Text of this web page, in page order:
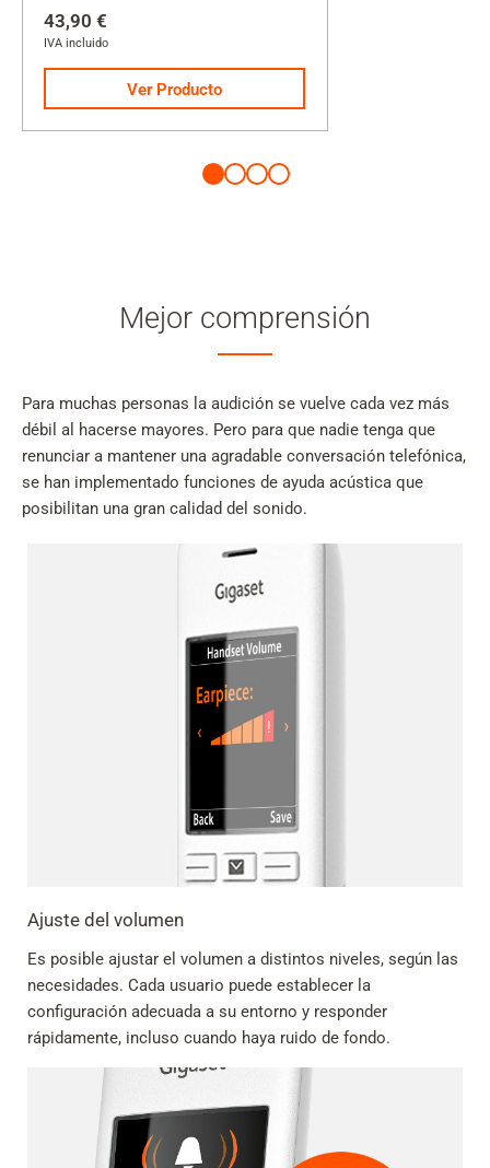
43,90 €
IVA incluido
Ver Producto
Mejor comprensión
Para muchas personas la audición se vuelve cada vez más
débil al hacerse mayores. Pero para que nadie tenga que
renunciar a mantener una agradable conversación telefónica,
se han implementado funciones de ayuda acústica que
posibilitan una gran calidad del sonido.
Ajuste del volumen
Es posible ajustar el volumen a distintos niveles, según las
necesidades. Cada usuario puede establecer la
configuración adecuada a su entorno y responder
rápidamente, incluso cuando haya ruido de fondo.